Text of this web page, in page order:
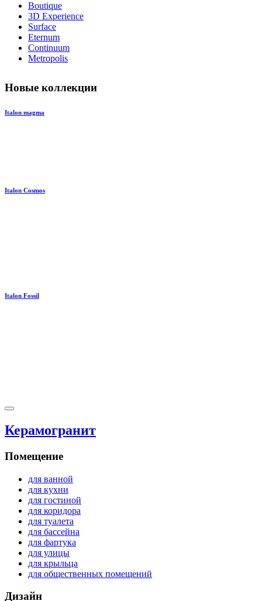
Boutique
3D Experience
Surface
Eternum
Continuum
Metropolis
Новые коллекции
Italon magma
Italon Cosmos
Italon Fossil
Керамогранит
Помещение
для ванной
для кухни
для гостиной
для коридора
для туалета
для бассейна
для фартука
для улицы
для крыльца
для общественных помещений
Дизайн